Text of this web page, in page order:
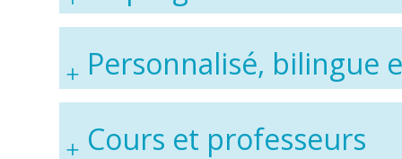
Personnalisé, bilingue
Cours et professeurs